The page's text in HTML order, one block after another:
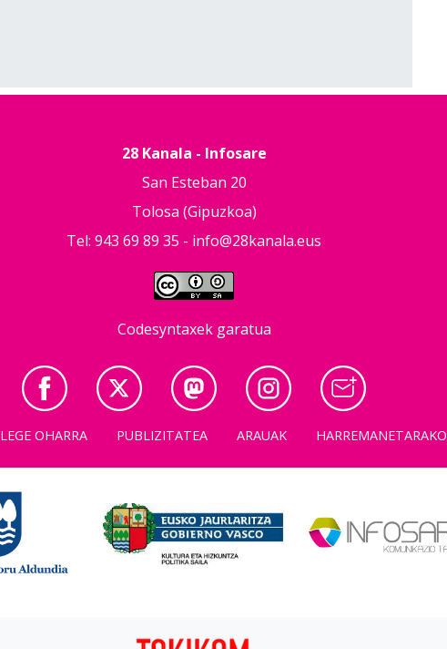
28 Kanala - Infosare
San Esteban 20
Tolosa (Gipuzkoa)
Tel: 943 69 89 35 - info@28kanala.eus
Codesyntaxek garatua
LEGE OHARRA PUBLIZITATEA ARAUAK HARREMANETARAKO